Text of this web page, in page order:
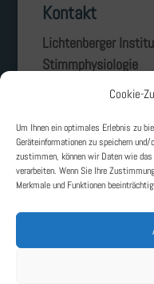
Cookie-
Um Ihnen ein optimales Erlebnis zu
Geräteinformationen zu speichern und/
zustimmen, können wir Daten wie
verarbeiten. Wenn Sie Ihre
Merkmale und Funktionen
Kontakt
Lichtenberger
Stimmphysiologie
Landgraf-Georg-
Telefon: +49 6166 -
E-Mail: